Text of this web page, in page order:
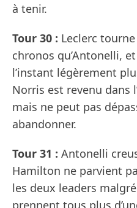
à tenir.
Tour 30 : Leclerc
chronos qu’Antonelli,
l’instant légèrement
Norris est revenu dans
mais ne peut pas
abandonner.
Tour 31 : Antonelli
Hamilton ne parvient
les deux leaders